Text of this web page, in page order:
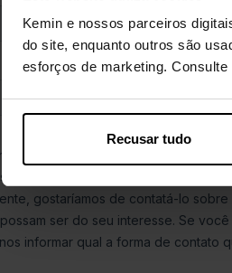
Kemin e nossos parceiros
do site, enquanto outros são
esforços de marketing. Consulte
Recusar tudo